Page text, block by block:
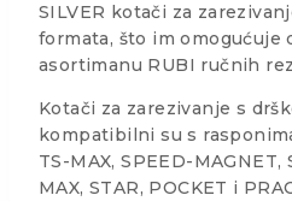
SILVER kotači za
formata, što im omogućuje
asortimanu RUBI ručnih
Kotači za zarezivanje s
kompatibilni su s
TS-MAX, SPEED-MAGNET,
MAX, STAR, POCKET i